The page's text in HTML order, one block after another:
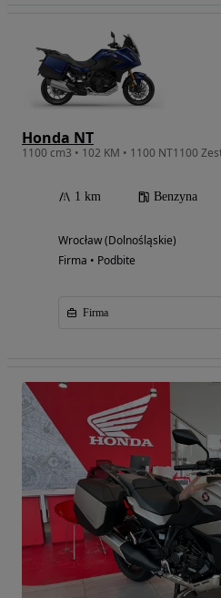
Honda NT
1100 cm3 • 102 KM • 1100 NT1100
1 km Benzyna
Wrocław (Dolnośląskie)
Firma • Podbite
Firma